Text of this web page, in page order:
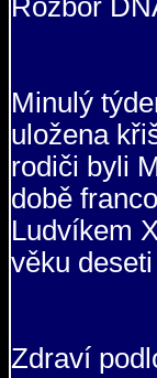
Rozbor
Minulý
uložena
rodiči byli
době
Ludvíkem
věku
Zdraví